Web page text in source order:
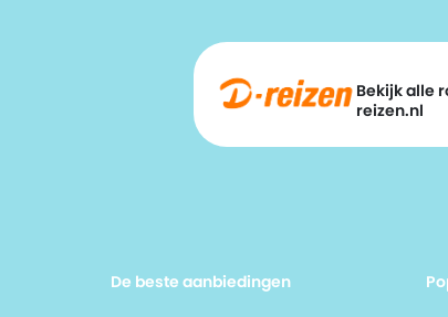
Bekijk alle
reizen.nl
De beste aanbiedingen